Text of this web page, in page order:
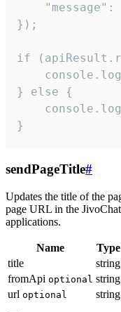
"message":
});
if
} else {
}
sendPageTitle#
Updates the title of the
page URL in the
applications.
Name Type
title
string
fromApi optional string
url optional string